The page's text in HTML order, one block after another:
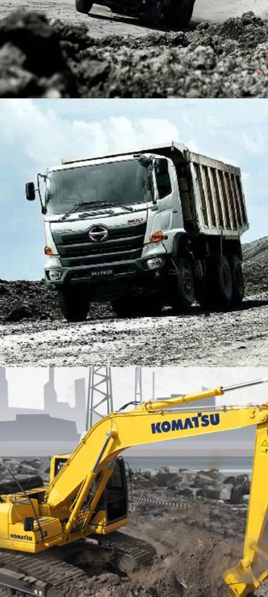
DUMP TRUCK TOOLS
HINO FM 350 PL (Mining)
Find Out More
EXCAVATOR TOOLS
KOMATSU PC200-10M0 CE
Find Out More